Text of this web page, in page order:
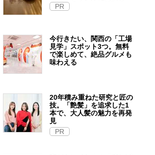
PR
今行きたい、関西の「工場
見学」スポット3つ。無料
で楽しめて、絶品グルメも
味わえる
20年積み重ねた研究と匠の
技。「艶髪」を追求した1
本で、大人髪の魅力を再発
見
PR